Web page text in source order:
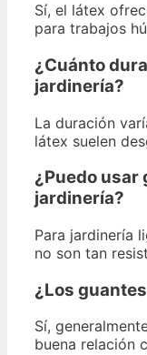
Sí, el látex
para trabajos
¿Cuánto
jardinería?
La duración
látex suelen
¿Puedo usar
jardinería?
Para jardinería
no son tan
¿Los
Sí,
buena relación